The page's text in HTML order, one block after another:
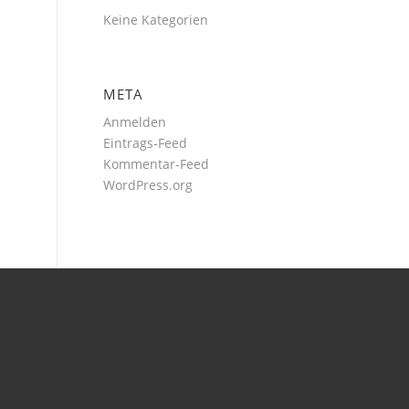
Keine Kategorien
META
Anmelden
Eintrags-Feed
Kommentar-Feed
WordPress.org